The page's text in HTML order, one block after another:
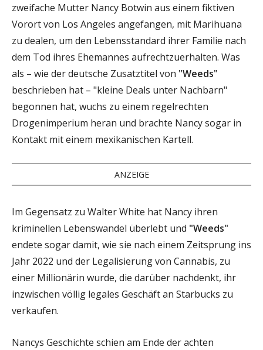
zweifache Mutter Nancy Botwin aus einem fiktiven
Vorort von Los Angeles angefangen, mit Marihuana
zu dealen, um den Lebensstandard ihrer Familie nach
dem Tod ihres Ehemannes aufrechtzuerhalten. Was
als – wie der deutsche Zusatztitel von "Weeds"
beschrieben hat – "kleine Deals unter Nachbarn"
begonnen hat, wuchs zu einem regelrechten
Drogenimperium heran und brachte Nancy sogar in
Kontakt mit einem mexikanischen Kartell.
ANZEIGE
Im Gegensatz zu Walter White hat Nancy ihren
kriminellen Lebenswandel überlebt und "Weeds"
endete sogar damit, wie sie nach einem Zeitsprung ins
Jahr 2022 und der Legalisierung von Cannabis, zu
einer Millionärin wurde, die darüber nachdenkt, ihr
inzwischen völlig legales Geschäft an Starbucks zu
verkaufen.
Nancys Geschichte schien am Ende der achten